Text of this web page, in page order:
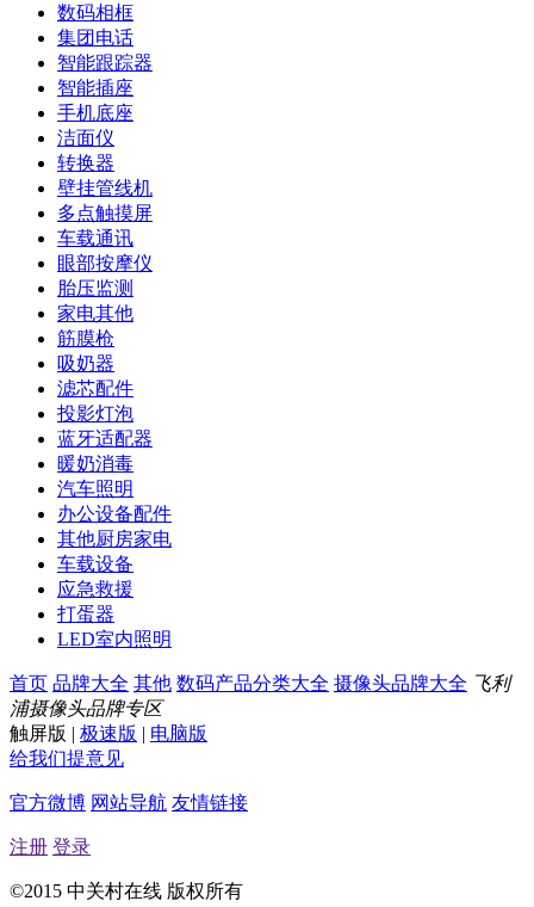
数码相框
集团电话
智能跟踪器
智能插座
手机底座
洁面仪
转换器
壁挂管线机
多点触摸屏
车载通讯
眼部按摩仪
胎压监测
家电其他
筋膜枪
吸奶器
滤芯配件
投影灯泡
蓝牙适配器
暖奶消毒
汽车照明
办公设备配件
其他厨房家电
车载设备
应急救援
打蛋器
LED室内照明
首页 品牌大全 其他 数码产品分类大全 摄像头品牌大全 飞利
浦摄像头品牌专区
触屏版 | 极速版 | 电脑版
给我们提意见
官方微博 网站导航 友情链接
注册 登录
©2015 中关村在线 版权所有